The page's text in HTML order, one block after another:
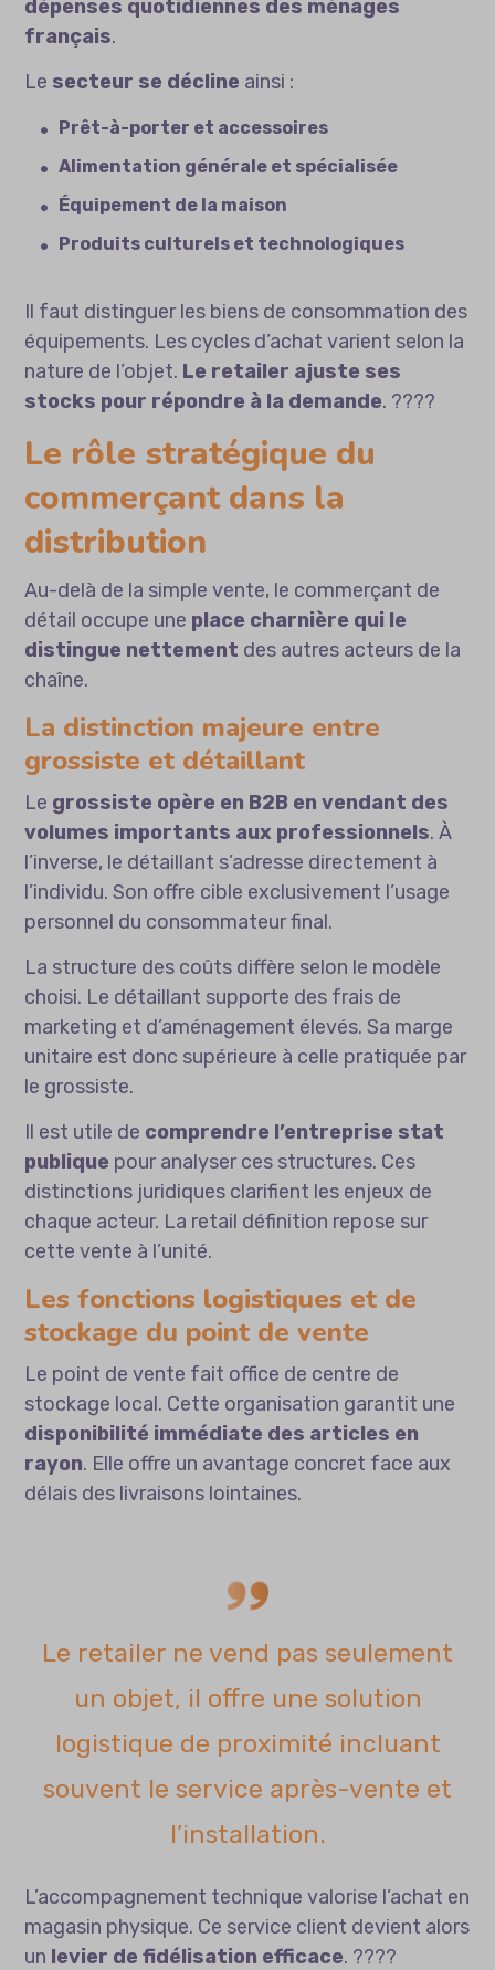
dépenses quotidiennes des ménages
français.
Le secteur se décline ainsi :
Prêt-à-porter et accessoires
Alimentation générale et spécialisée
Équipement de la maison
Produits culturels et technologiques
Il faut distinguer les biens de consommation des
équipements. Les cycles d’achat varient selon la
nature de l’objet. Le retailer ajuste ses
stocks pour répondre à la demande. ????
Le rôle stratégique du
commerçant dans la
distribution
Au-delà de la simple vente, le commerçant de
détail occupe une place charnière qui le
distingue nettement des autres acteurs de la
chaîne.
La distinction majeure entre
grossiste et détaillant
Le grossiste opère en B2B en vendant des
volumes importants aux professionnels. À
l’inverse, le détaillant s’adresse directement à
l’individu. Son offre cible exclusivement l’usage
personnel du consommateur final.
La structure des coûts diffère selon le modèle
choisi. Le détaillant supporte des frais de
marketing et d’aménagement élevés. Sa marge
unitaire est donc supérieure à celle pratiquée par
le grossiste.
Il est utile de comprendre l’entreprise stat
publique pour analyser ces structures. Ces
distinctions juridiques clarifient les enjeux de
chaque acteur. La retail définition repose sur
cette vente à l’unité.
Les fonctions logistiques et de
stockage du point de vente
Le point de vente fait office de centre de
stockage local. Cette organisation garantit une
disponibilité immédiate des articles en
rayon. Elle offre un avantage concret face aux
délais des livraisons lointaines.
Le retailer ne vend pas seulement
un objet, il offre une solution
logistique de proximité incluant
souvent le service après-vente et
l’installation.
L’accompagnement technique valorise l’achat en
magasin physique. Ce service client devient alors
un levier de fidélisation efficace. ????